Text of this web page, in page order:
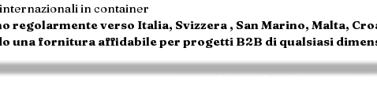
in container
regolarmente verso Italia, Svizzera , San Marino, Malta,
una fornitura affidabile per progetti B2B di qualsiasi